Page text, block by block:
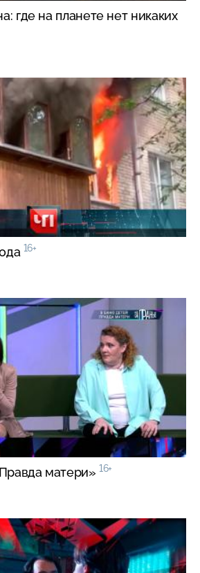
где на планете нет никаких
16+
матери» 16+